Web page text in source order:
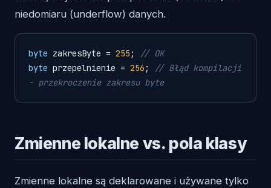
niedomiaru (underflow) danych.
byte zakresByte = 255 ;
// OK
byte przepelnienie = 256 ;
// Błąd kompilacji
- przekroczenie zakresu byte
Zmienne lokalne vs. pola klasy
Zmienne lokalne są deklarowane i używane tylko